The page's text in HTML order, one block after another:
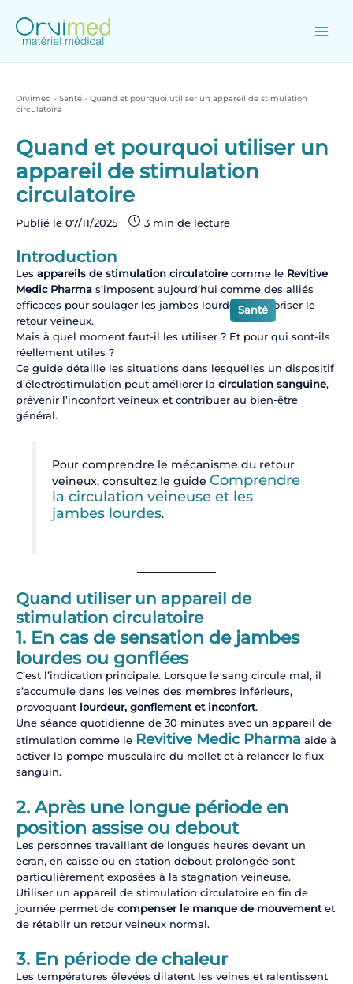
content
Orvimed - Santé- Quand et pourquoi utiliser un appareil de stimulation
circulatoire
Quand et pourquoi utiliser un
appareil de stimulation
circulatoire
Publié le 07/11/2025
Santé
Introduction
Les appareils de stimulation circulatoirecomme le Revitive
Medic Pharmas’imposent aujourd’hui comme des alliés
efficaces pour soulager les jambes lourdes et favoriser le
retour veineux.
Mais à quel moment faut-il les utiliser ? Et pour qui sont-ils
réellement utiles ?
Ce guide détaille les situations dans lesquelles un dispositif
d’électrostimulation peut améliorer la circulation sanguine,
prévenir l’inconfort veineux et contribuer au bien-être
général.
Pour comprendre le mécanisme du retour
veineux, consultez le guide Comprendre
la circulation veineuse et les
jambes lourdes.
Quand utiliser un appareil de
stimulation circulatoire
1. En cas de sensation de jambes
lourdes ou gonflées
C’est l’indication principale. Lorsque le sang circule mal, il
s’accumule dans les veines des membres inférieurs,
provoquant lourdeur, gonflement et inconfort.
Une séance quotidienne de 30 minutes avec un appareil de
stimulation comme le Revitive Medic Pharma aide à
activer la pompe musculaire du mollet et à relancer le flux
sanguin.
2. Après une longue période en
position assise ou debout
Les personnes travaillant de longues heures devant un
écran, en caisse ou en station debout prolongée sont
particulièrement exposées à la stagnation veineuse.
Utiliser un appareil de stimulation circulatoire en fin de
journée permet de compenser le manque de mouvementet
de rétablir un retour veineux normal.
3. En période de chaleur
Les températures élevées dilatent les veines et ralentissent